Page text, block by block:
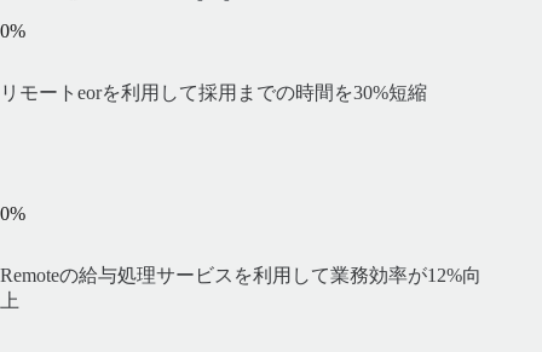
0%
リモートeorを利用して採用までの時間を30%短縮
0%
Remoteの給与処理サービスを利用して業務効率が12%向
上